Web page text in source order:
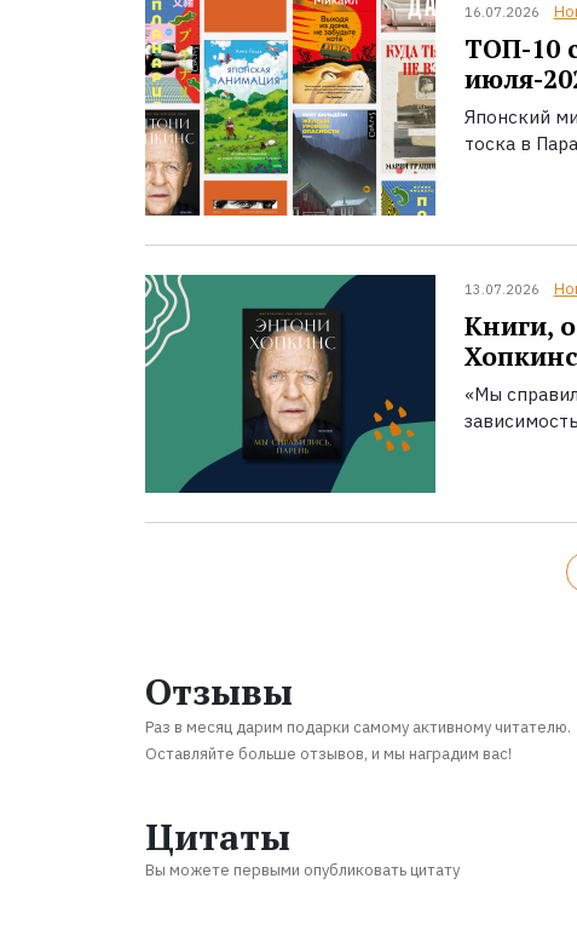
16.07.2026
ТОП-10
июля-
Японский
тоска в
13.07.2026
Книги,
«Мы
Отзывы
Раз в месяц дарим подарки самому активному читателю.
Оставляйте больше отзывов, и мы наградим вас!
Цитаты
Вы можете первыми опубликовать цитату